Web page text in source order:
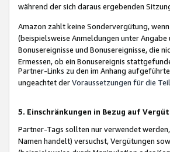
während der sich daraus ergebenden
Amazon zahlt keine Sondervergütung,
(beispielsweise Anmeldungen unter
Bonusereignisse und Bonusereignisse, die
Ermessen, ob ein Bonusereignis
Partner-Links zu den im Anhang
ungeachtet derVoraussetzungen für die
5. Einschränkungen in Bezug auf
Partner-Tags sollten nur verwendet
Namen handelt) versuchst, Vergütungen